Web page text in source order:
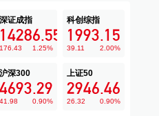
深证成指
14286.55
176.43 1.25%
科创综指
1993.15
39.11 2.00%
沪深300
4693.29
41.98 0.90%
上证50
2946.46
26.32 0.90%